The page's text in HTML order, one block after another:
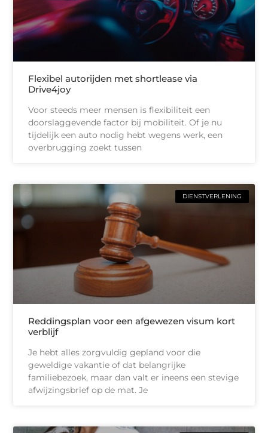
Flexibel autorijden met shortlease via
Drive4joy
Voor steeds meer mensen is flexibiliteit een
doorslaggevende factor bij mobiliteit. Of je nu
tijdelijk een auto nodig hebt wegens werk, een
overbrugging zoekt tussen
DIENSTVERLENING
Reddingsplan voor een afgewezen visum kort
verblijf
Je hebt alles zorgvuldig gepland voor die
geweldige vakantie of dat belangrijke
familiebezoek, maar dan valt er ineens een stevige
afwijzingsbrief op de mat. Je